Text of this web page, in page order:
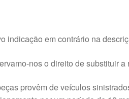
indicação em contrário na
nos o direito de substituir
provêm de veículos